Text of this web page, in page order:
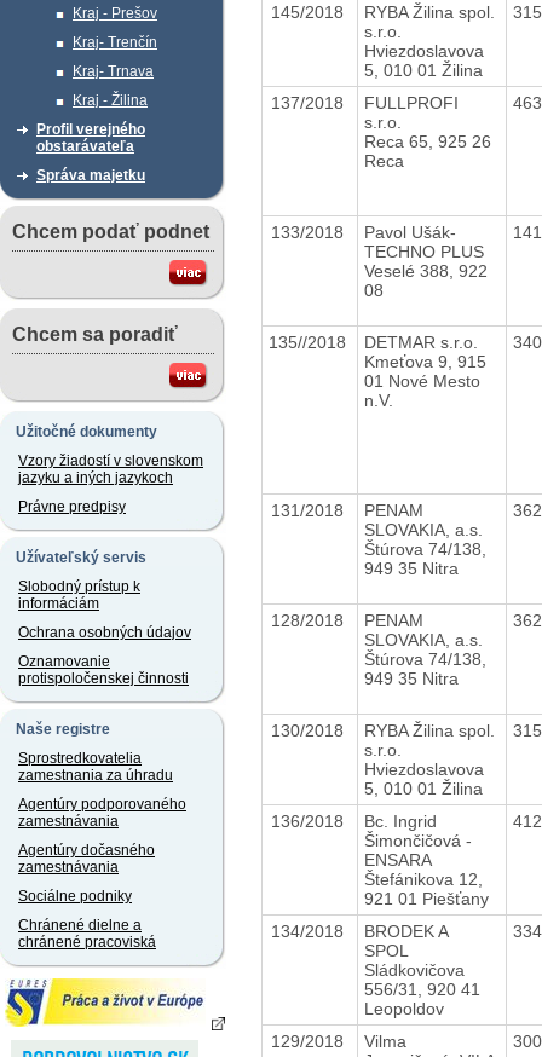
Kraj - Prešov
Kraj- Trenčín
Kraj- Trnava
Kraj - Žilina
Profil verejného
obstarávateľa
Správa majetku
Chcem podať podnet
Chcem sa poradiť
Užitočné dokumenty
Vzory žiadostí v slovenskom
jazyku a iných jazykoch
Právne predpisy
Užívateľský servis
Slobodný prístup k
informáciám
Ochrana osobných údajov
Oznamovanie
protispoločenskej činnosti
Naše registre
Sprostredkovatelia
zamestnania za úhradu
Agentúry podporovaného
zamestnávania
Agentúry dočasného
zamestnávania
Sociálne podniky
Chránené dielne a
chránené pracoviská
145/2018
RYBA Žilina spol.
s.r.o.
Hviezdoslavova
5, 010 01 Žilina
137/2018
FULLPROFI
s.r.o.
Reca 65, 925 26
Reca
133/2018
Pavol Ušák-
TECHNO PLUS
Veselé 388, 922
08
135//2018
DETMAR s.r.o.
Kmeťova 9, 915
01 Nové Mesto
n.V.
131/2018
PENAM
SLOVAKIA, a.s.
Štúrova 74/138,
949 35 Nitra
128/2018
PENAM
SLOVAKIA, a.s.
Štúrova 74/138,
949 35 Nitra
130/2018
RYBA Žilina spol.
s.r.o.
Hviezdoslavova
5, 010 01 Žilina
136/2018
Bc. Ingrid
Šimončičová -
ENSARA
Štefánikova 12,
921 01 Piešťany
134/2018
BRODEK A
SPOL
Sládkovičova
556/31, 920 41
Leopoldov
129/2018
Vilma